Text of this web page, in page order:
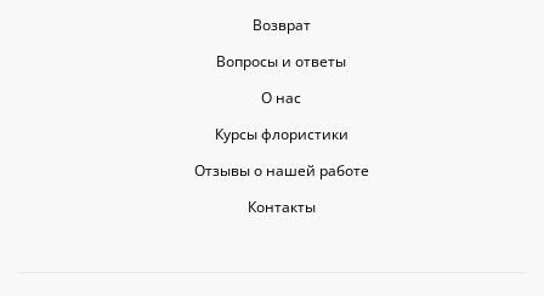
Возврат
Вопросы и ответы
О нас
Курсы флористики
Отзывы о нашей работе
Контакты